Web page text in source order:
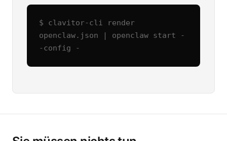
$ clavitor-cli render
openclaw.json | openclaw start -
-config -